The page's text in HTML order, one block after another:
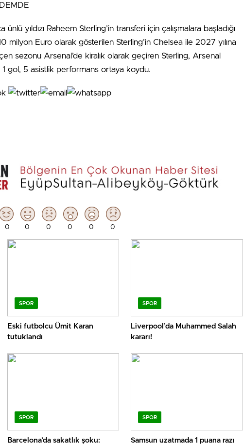
yıldızı Raheem Sterling’in transferi için çalışmalara başladığı
milyon Euro olarak gösterilen Sterling’in Chelsea ile 2027 yılına
sezonu Arsenal’de kiralık olarak geçiren Sterling, Arsenal
1 gol, 5 asistlik performans ortaya koydu.
0 0 0 0 0 0
SPOR
Eski futbolcu Ümit Karan
tutuklandı
SPOR
Liverpool’da Muhammed Salah
kararı!
SPOR
Barcelona’da sakatlık şoku:
SPOR
Samsun uzatmada 1 puana razı